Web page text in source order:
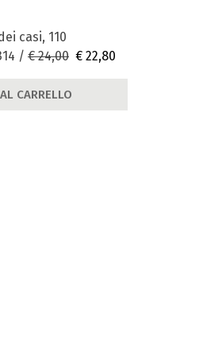
casi, 110
/ € 24,00 € 22,80
CARRELLO